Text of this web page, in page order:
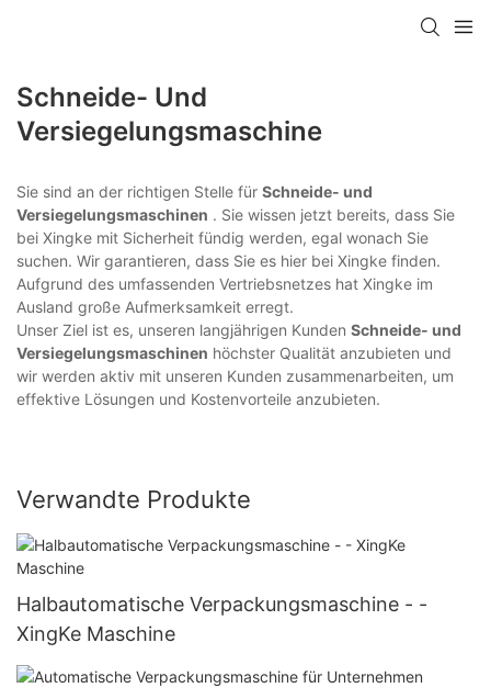
Schneide- Und
Versiegelungsmaschine
Sie sind an der richtigen Stelle für Schneide- und
Versiegelungsmaschinen . Sie wissen jetzt bereits, dass Sie
bei Xingke mit Sicherheit fündig werden, egal wonach Sie
suchen. Wir garantieren, dass Sie es hier bei Xingke finden.
Aufgrund des umfassenden Vertriebsnetzes hat Xingke im
Ausland große Aufmerksamkeit erregt.
Unser Ziel ist es, unseren langjährigen Kunden Schneide- und
Versiegelungsmaschinen höchster Qualität anzubieten und
wir werden aktiv mit unseren Kunden zusammenarbeiten, um
effektive Lösungen und Kostenvorteile anzubieten.
Verwandte Produkte
Halbautomatische Verpackungsmaschine - -
XingKe Maschine